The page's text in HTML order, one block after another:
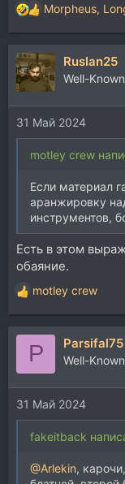
Р
е
а
к
ц
и
и
:
Morpheus,
Ruslan25
Well-
31 Май 2024
motley crew
Если материал
аранжировку
инструментов,
Есть в этом
обаяние.
Р
е
а
и
и
:
motley crew
P Parsifal75
Well-
31 Май 2024
fakeitback
@Arlekin,